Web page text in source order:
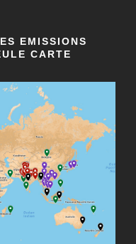
EMISSIONS
CARTE